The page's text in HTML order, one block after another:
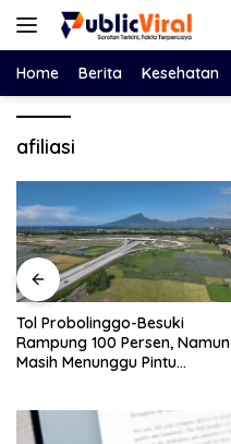
Langsung
Home Berita Kesehatan
afiliasi
Besuki
100 Persen, Namun
Pintu
Triv
Jadi